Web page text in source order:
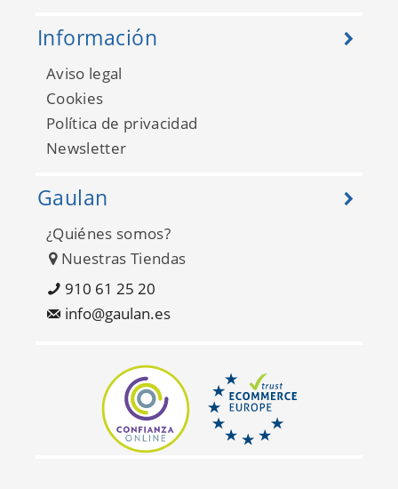
Happy FD26300
Información
Aviso legal
Cookies
Política de privacidad
Newsletter
Gaulan
¿Quiénes somos?
Nuestras Tiendas
910 61 25 20
info@gaulan.es